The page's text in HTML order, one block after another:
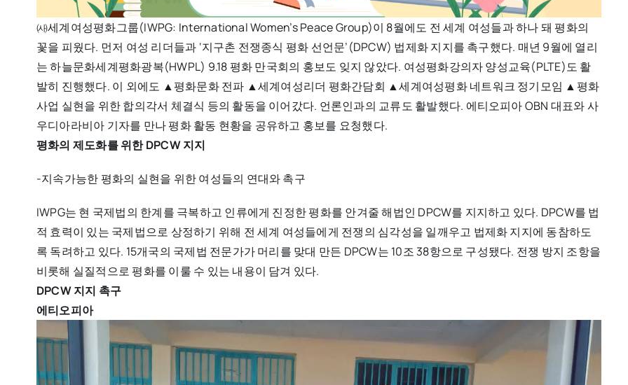
㈔세계여성평화그룹(IWPG: International Women’s Peace Group)이 8월에도 전 세계 여성들과 하나 돼 평화의
꽃을 피웠다. 먼저 여성 리더들과 ‘지구촌 전쟁종식 평화 선언문’(DPCW) 법제화 지지를 촉구했다. 매년 9월에 열리
는 하늘문화세계평화광복(HWPL) 9.18 평화 만국회의 홍보도 잊지 않았다. 여성평화강의자 양성교육(PLTE)도 활
발히 진행했다. 이 외에도 ▲평화문화 전파 ▲세계여성리더 평화간담회 ▲세계여성평화 네트워크 정기모임 ▲평화
사업 실현을 위한 합의각서 체결식 등의 활동을 이어갔다. 언론인과의 교류도 활발했다. 에티오피아 OBN 대표와 사
우디아라비아 기자를 만나 평화 활동 현황을 공유하고 홍보를 요청했다.
평화의 제도화를 위한 DPCW 지지
-지속가능한 평화의 실현을 위한 여성들의 연대와 촉구
IWPG는 현 국제법의 한계를 극복하고 인류에게 진정한 평화를 안겨줄 해법인 DPCW를 지지하고 있다. DPCW를 법
적 효력이 있는 국제법으로 상정하기 위해 전 세계 여성들에게 전쟁의 심각성을 일깨우고 법제화 지지에 동참하도
록 독려하고 있다. 15개국의 국제법 전문가가 머리를 맞대 만든 DPCW는 10조 38항으로 구성됐다. 전쟁 방지 조항을
비롯해 실질적으로 평화를 이룰 수 있는 내용이 담겨 있다.
DPCW 지지 촉구
에티오피아